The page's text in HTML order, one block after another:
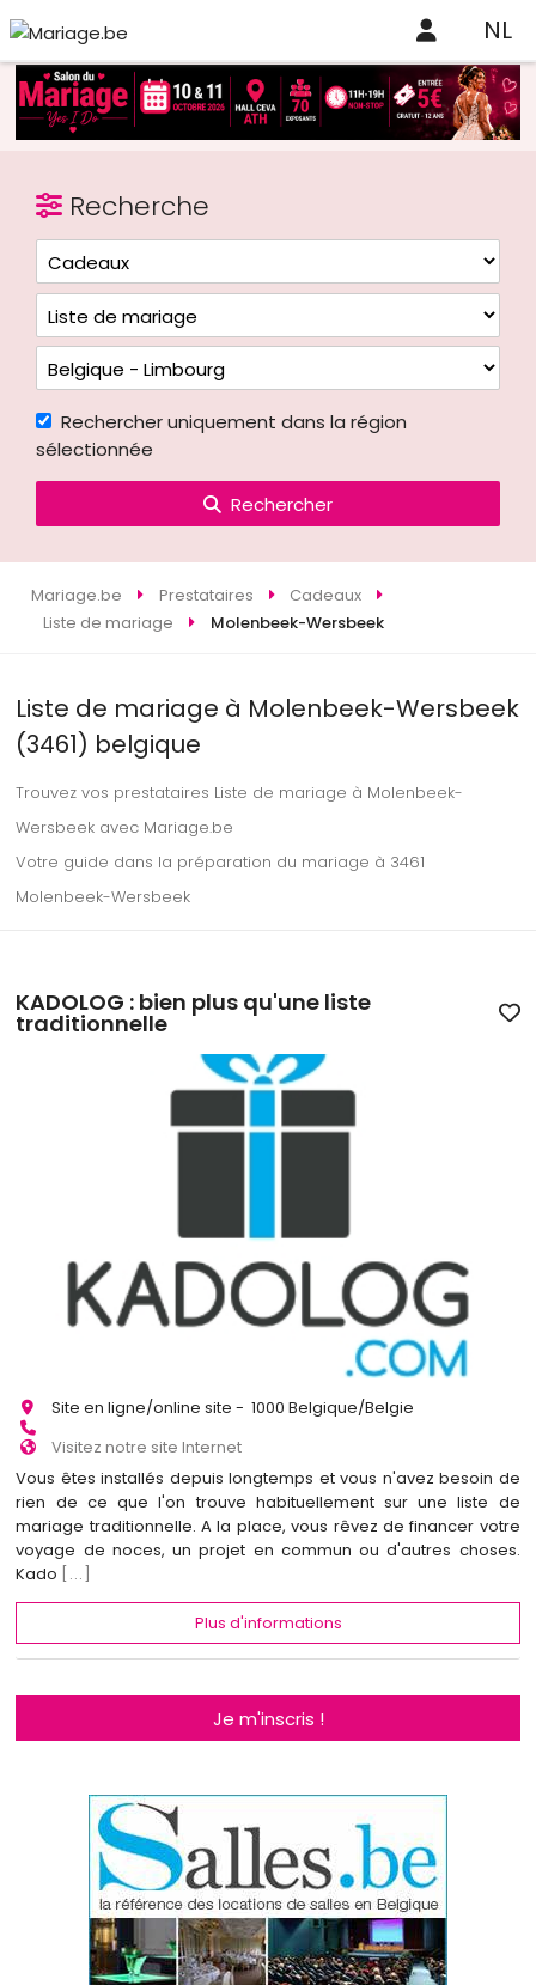
NL
Recherche
Rechercher uniquement dans la région
sélectionnée
Rechercher
Mariage.be Prestataires
Cadeaux
Liste de mariage
Molenbeek-Wersbeek
Liste de mariage à Molenbeek-Wersbeek
(3461) belgique
Trouvez vos prestataires Liste de mariage à Molenbeek-
Wersbeek avec Mariage.be
Votre guide dans la préparation du mariage à 3461
Molenbeek-Wersbeek
KADOLOG : bien plus qu'une liste
traditionnelle
Site en ligne/online site - 1000 Belgique/Belgie
Visitez notre site Internet
Vous êtes installés depuis longtemps et vous n'avez besoin de
rien de ce que l'on trouve habituellement sur une liste de
mariage traditionnelle. A la place, vous rêvez de financer votre
voyage de noces, un projet en commun ou d'autres choses.
Kado
[...]
Plus d'informations
Je m'inscris !